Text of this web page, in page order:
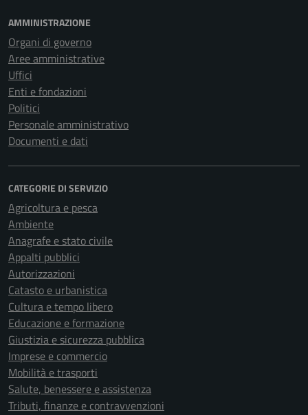
AMMINISTRAZIONE
Organi di governo
Aree amministrative
Uffici
Enti e fondazioni
Politici
Personale amministrativo
Documenti e dati
CATEGORIE DI SERVIZIO
Agricoltura e pesca
Ambiente
Anagrafe e stato civile
Appalti pubblici
Autorizzazioni
Catasto e urbanistica
Cultura e tempo libero
Educazione e formazione
Giustizia e sicurezza pubblica
Imprese e commercio
Mobilità e trasporti
Salute, benessere e assistenza
Tributi, finanze e contravvenzioni